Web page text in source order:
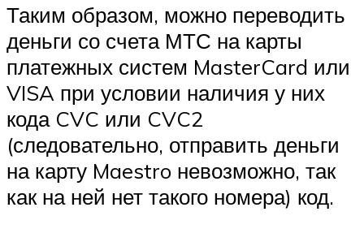
Таким образом, можно переводить
деньги со счета МТС на карты
платежных систем MasterCard или
VISA при условии наличия у них
кода CVC или CVC2
(следовательно, отправить деньги
на карту Maestro невозможно, так
как на ней нет такого номера) код.